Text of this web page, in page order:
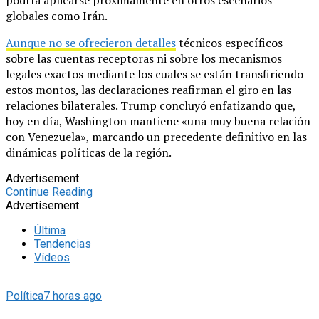
globales como Irán.
Aunque no se ofrecieron detallestécnicos específicos
sobre las cuentas receptoras ni sobre los mecanismos
legales exactos mediante los cuales se están transfiriendo
estos montos, las declaraciones reafirman el giro en las
relaciones bilaterales. Trump concluyó enfatizando que,
hoy en día, Washington mantiene «una muy buena relación
con Venezuela», marcando un precedente definitivo en las
dinámicas políticas de la región.
Advertisement
Continue Reading
Advertisement
Última
Tendencias
Vídeos
Política7 horas ago